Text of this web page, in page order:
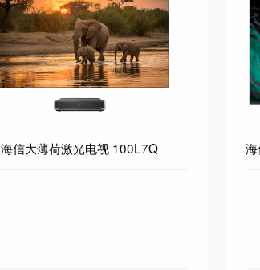
海信大薄荷激光电视 100L7Q
·